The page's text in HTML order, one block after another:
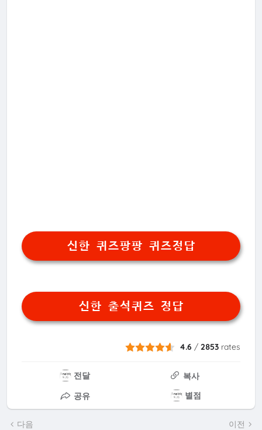
신한 퀴즈팡팡 퀴즈정답
신한 출석퀴즈 정답
4.6 /2853 rates
전달
복사
공유
별점
다음 이전